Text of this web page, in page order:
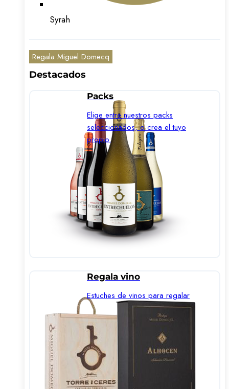
Syrah
Regala Miguel Domecq
Destacados
Packs
Elige entre nuestros packs
seleccionados, o crea el tuyo
propio.
Regala vino
Estuches de vinos para regalar